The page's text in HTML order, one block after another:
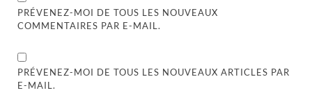
PRÉVENEZ-MOI DE TOUS LES NOUVEAUX
COMMENTAIRES PAR E-MAIL.
PRÉVENEZ-MOI DE TOUS LES NOUVEAUX ARTICLES PAR
E-MAIL.